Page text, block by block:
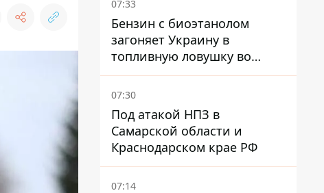
07:33
Бензин с биоэтанолом
загоняет Украину в
топливную ловушку во
время войны - Сергей Куюн
07:30
Под атакой НПЗ в
Самарской области и
Краснодарском крае РФ
07:14